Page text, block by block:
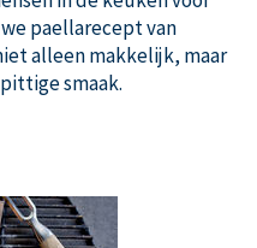
paellarecept van
alleen makkelijk, maar
smaak.